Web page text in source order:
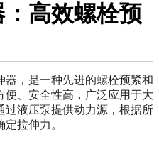
高效螺栓预
，是一种先进的螺栓预紧和
、安全性高，广泛应用于大
过液压泵提供动力源，根据所
拉伸力。